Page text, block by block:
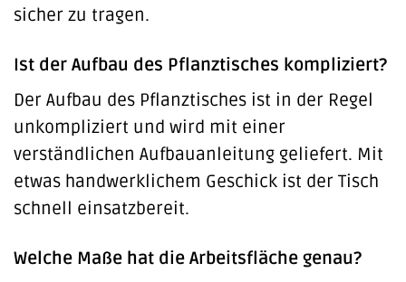
sicher zu tragen.
Ist der Aufbau des Pflanztisches kompliziert?
Der Aufbau des Pflanztisches ist in der Regel
unkompliziert und wird mit einer
verständlichen Aufbauanleitung geliefert. Mit
etwas handwerklichem Geschick ist der Tisch
schnell einsatzbereit.
Welche Maße hat die Arbeitsfläche genau?